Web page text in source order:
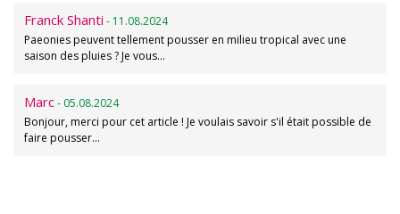
Franck Shanti - 11.08.2024
Paeonies peuvent tellement pousser en milieu tropical avec une
saison des pluies ? Je vous…
Marc- 05.08.2024
Bonjour, merci pour cet article ! Je voulais savoir s'il était possible de
faire pousser…